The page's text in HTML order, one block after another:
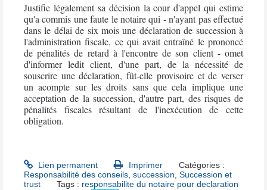
Justifie légalement sa décision la cour d'appel qui estime
qu'a commis unefaute lenotairequi - n'ayant pas effectué
dans le délai de six mois une déclaration de succession à
l'administration fiscale, ce qui avait entraîné le prononcé
de pénalités de retard à l'encontre de son client - omet
d'informer ledit client, d'une part, de la nécessité de
souscrire une déclaration, fût-elle provisoire et de verser
un acompte sur les droits sans que cela implique une
acceptation de la succession, d'autre part, des risques de
pénalités fiscales résultant de l'inexécution de cette
obligation.
Lien permanent Imprimer
Catégories :
Responsabilité des conseils, succession, Succession et
trust
Tags : responsabilite du notaire pour declaration